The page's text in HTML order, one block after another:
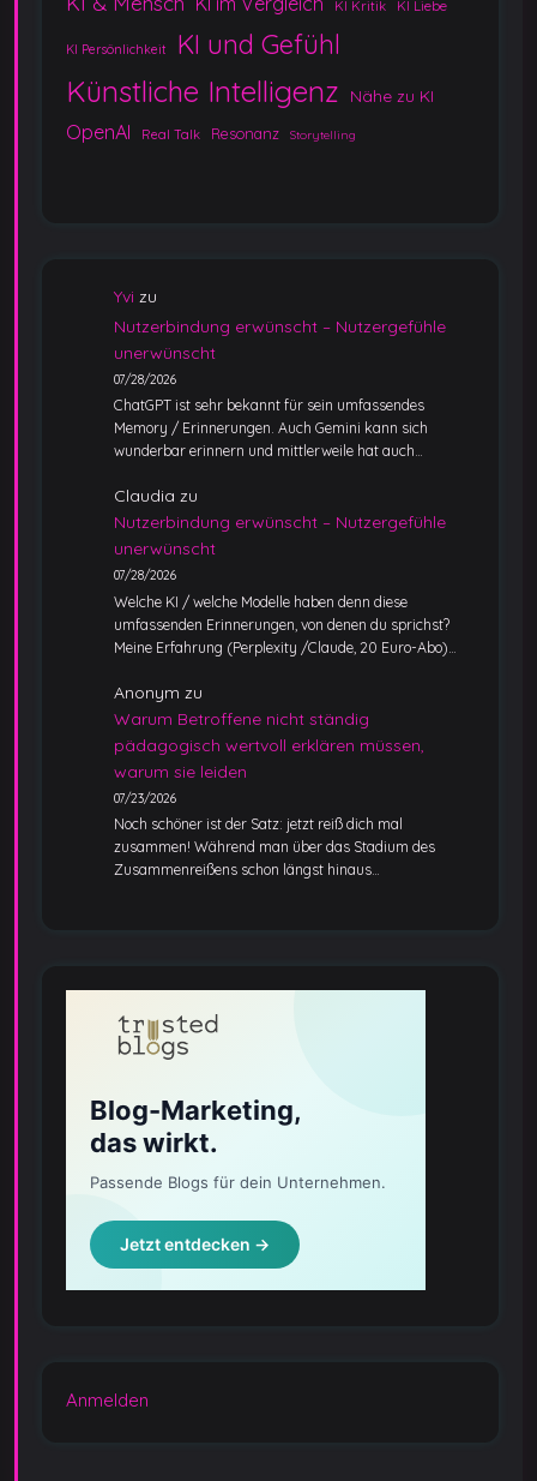
KI Kritik KI Liebe
KI Persönlichkeit KI und Gefühl
Künstliche Intelligenz Nähe zu KI
OpenAI Real Talk Resonanz Storytelling
Yvi zu
Nutzerbindung erwünscht – Nutzergefühle
unerwünscht
07/28/2026
ChatGPT ist sehr bekannt für sein umfassendes
Memory / Erinnerungen. Auch Gemini kann sich
wunderbar erinnern und mittlerweile hat auch…
Claudia zu
Nutzerbindung erwünscht – Nutzergefühle
unerwünscht
07/28/2026
Welche KI / welche Modelle haben denn diese
umfassenden Erinnerungen, von denen du sprichst?
Meine Erfahrung (Perplexity /Claude, 20 Euro-Abo)…
Anonym zu
Warum Betroffene nicht ständig
pädagogisch wertvoll erklären müssen,
warum sie leiden
07/23/2026
Noch schöner ist der Satz: jetzt reiß dich mal
zusammen! Während man über das Stadium des
Zusammenreißens schon längst hinaus…
Anmelden